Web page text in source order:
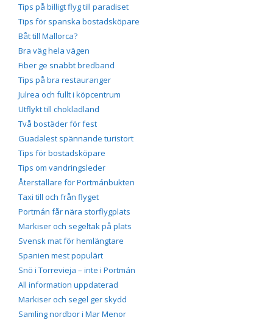
Tips på billigt flyg till paradiset
Tips för spanska bostadsköpare
Båt till Mallorca?
Bra väg hela vägen
Fiber ge snabbt bredband
Tips på bra restauranger
Julrea och fullt i köpcentrum
Utflykt till chokladland
Två bostäder för fest
Guadalest spännande turistort
Tips för bostadsköpare
Tips om vandringsleder
Återställare för Portmánbukten
Taxi till och från flyget
Portmán får nära storflygplats
Markiser och segeltak på plats
Svensk mat för hemlängtare
Spanien mest populärt
Snö i Torrevieja – inte i Portmán
All information uppdaterad
Markiser och segel ger skydd
Samling nordbor i Mar Menor